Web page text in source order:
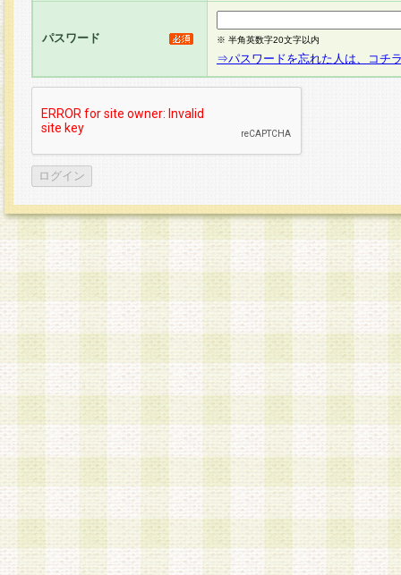
パスワード ※ 半角英数字20文字以内
⇒パスワードを忘れた人は、コチ